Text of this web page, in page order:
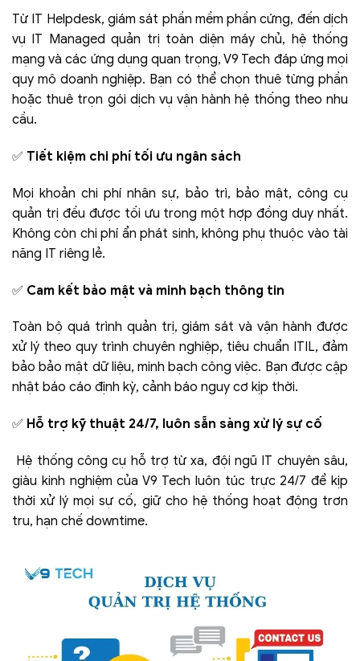
Từ IT Helpdesk, giám sát phần mềm phần cứng, đến dịch
vụ IT Managed quản trị toàn diện máy chủ, hệ thống
mạng và các ứng dụng quan trọng, V9 Tech đáp ứng mọi
quy mô doanh nghiệp. Bạn có thể chọn thuê từng phần
hoặc thuê trọn gói dịch vụ vận hành hệ thống theo nhu
cầu.
✅ Tiết kiệm chi phí tối ưu ngân sách
Mọi khoản chi phí nhân sự, bảo trì, bảo mật, công cụ
quản trị đều được tối ưu trong một hợp đồng duy nhất.
Không còn chi phí ẩn phát sinh, không phụ thuộc vào tài
năng IT riêng lẻ.
✅ Cam kết bảo mật và minh bạch thông tin
Toàn bộ quá trình quản trị, giám sát và vận hành được
xử lý theo quy trình chuyên nghiệp, tiêu chuẩn ITIL, đảm
bảo bảo mật dữ liệu, minh bạch công việc. Bạn được cập
nhật báo cáo định kỳ, cảnh báo nguy cơ kịp thời.
✅ Hỗ trợ kỹ thuật 24/7, luôn sẵn sàng xử lý sự cố
Hệ thống công cụ hỗ trợ từ xa, đội ngũ IT chuyên sâu,
giàu kinh nghiệm của V9 Tech luôn túc trực 24/7 để kịp
thời xử lý mọi sự cố, giữ cho hệ thống hoạt động trơn
tru, hạn chế downtime.